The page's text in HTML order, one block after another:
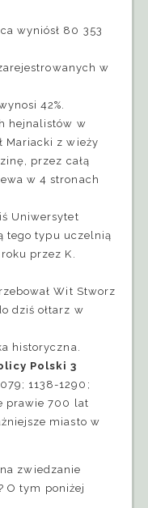
wyniósł 80 353
w
42%.
hejnalistów w
Mariacki z wieży
przez całą
w 4 stronach
Uniwersytet
tego typu uczelnią
przez K.
Wit Stworz
dziś ołtarz w
historyczna.
Polski 3
1138-1290;
prawie 700 lat
miasto w
zwiedzanie
O tym poniżej